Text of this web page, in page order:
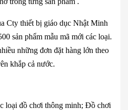
Cty thiết bị giáo dục Nhật Minh
sản phẩm mẫu mã mới các loại.
những đơn đặt hàng lớn theo
khắp cả nước.
loại đồ chơi thông minh; Đồ chơi